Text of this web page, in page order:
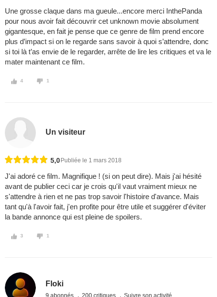
Une grosse claque dans ma gueule...encore merci InthePanda
pour nous avoir fait découvrir cet unknown movie absolument
gigantesque, en fait je pense que ce genre de film prend encore
plus d’impact si on le regarde sans savoir à quoi s’attendre, donc
si toi là t’as envie de le regarder, arrête de lire les critiques et va le
mater maintenant ce film.
4 1
Un visiteur
5,0 Publiée le 1 mars 2018
J'ai adoré ce film. Magnifique ! (si on peut dire). Mais j'ai hésité
avant de publier ceci car je crois qu'il vaut vraiment mieux ne
s'attendre à rien et ne pas trop savoir l'histoire d'avance. Mais
tant qu'à l'avoir fait, j'en profite pour être utile et suggérer d'éviter
la bande annonce qui est pleine de spoilers.
3 1
Floki
9 abonnés 200 critiques Suivre son activité